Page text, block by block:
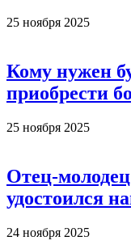
25 ноября 2025
Кому нужен
приобрести
25 ноября 2025
Отец-
удостоился
24 ноября 2025